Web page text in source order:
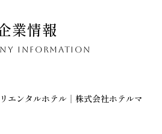
業情報
INFORMATION
エンタルホテル｜株式会社ホテルマ